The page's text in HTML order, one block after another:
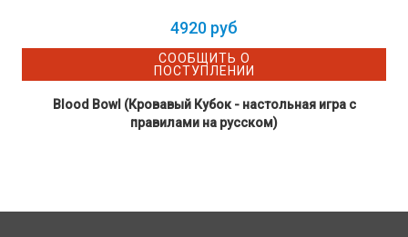
4920 руб
СООБЩИТЬ О
ПОСТУПЛЕНИИ
Blood Bowl (Кровавый Кубок - настольная игра с
правилами на русском)